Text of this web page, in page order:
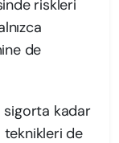
riskleri
de
sigorta kadar
teknikleri de